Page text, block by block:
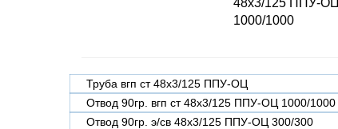
48х3/125 ППУ-ОЦ
1000/1000
Труба вгп ст 48х3/125 ППУ-ОЦ
Отвод 90гр. вгп ст 48х3/125 ППУ-ОЦ 1000/1000
Отвод 90гр. э/св 48х3/125 ППУ-ОЦ 300/300